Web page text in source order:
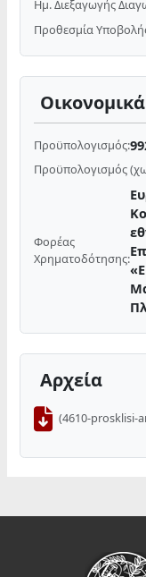
Ημ. Διεξαγωγής
Προθεσμία
Προϋπολογισμός:
Προϋπολογισμός
Φορέας
Χρηματοδότησης:
Αρχεία
(4610-prosklisi-